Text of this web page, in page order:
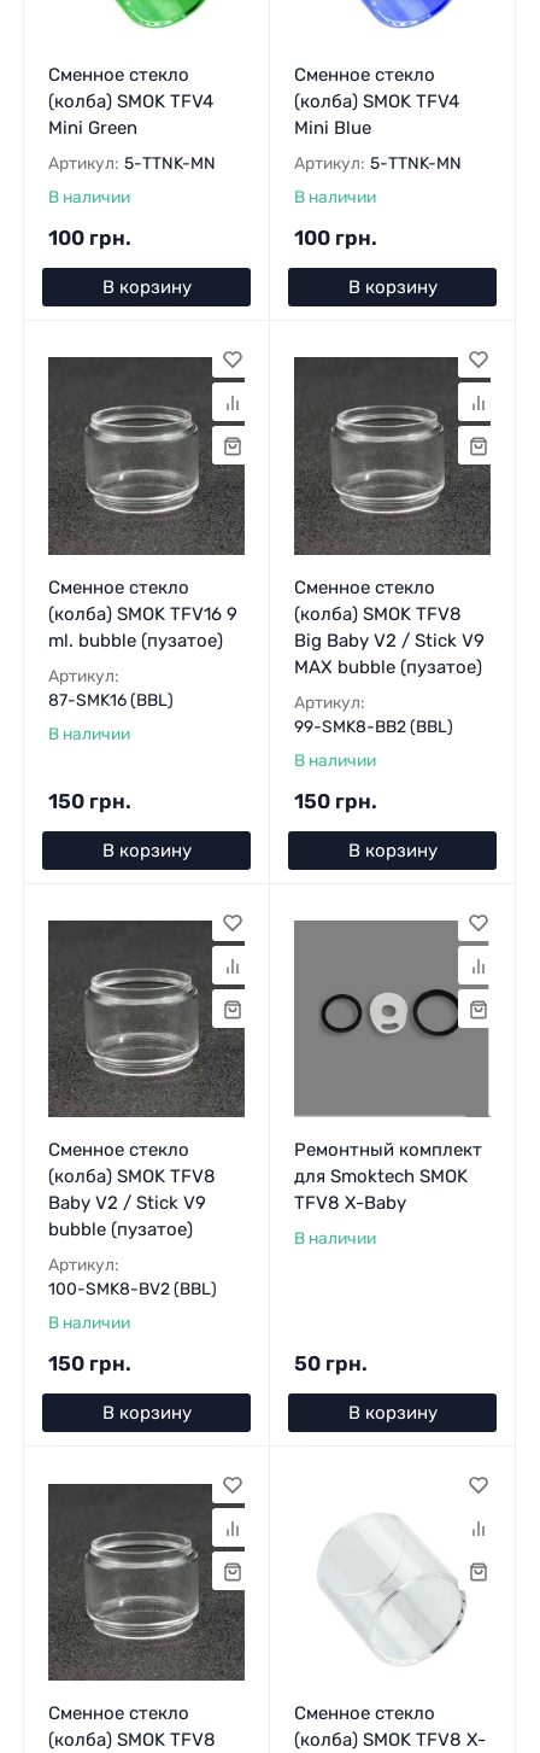
Сменное стекло
(колба) SMOK TFV4
Mini Green
Артикул: 5-TTNK-MN
В наличии
100 грн.
В корзину
Сменное стекло
(колба) SMOK TFV4
Mini Blue
Артикул: 5-TTNK-MN
В наличии
100 грн.
В корзину
Сменное стекло
(колба) SMOK TFV16 9
ml. bubble (пузатое)
Артикул:
87-SMK16 (BBL)
В наличии
150 грн.
В корзину
Сменное стекло
(колба) SMOK TFV8
Big Baby V2 / Stick V9
MAX bubble (пузатое)
Артикул:
99-SMK8-BB2 (BBL)
В наличии
150 грн.
В корзину
Сменное стекло
(колба) SMOK TFV8
Baby V2 / Stick V9
bubble (пузатое)
Артикул:
100-SMK8-BV2 (BBL)
В наличии
150 грн.
В корзину
Ремонтный комплект
для Smoktech SMOK
TFV8 X-Baby
В наличии
50 грн.
В корзину
Сменное стекло
(колба) SMOK TFV8
Сменное стекло
(колба) SMOK TFV8 X-